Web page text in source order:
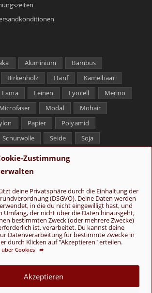
Zustimmung
deine Privatsphäre durch die Einhaltung der
(DSGVO). Deine Daten werden
in die du nicht eingewilligt hast, und
Umfang, der nicht über die Daten hinausgeht,
bestimmten Zweck (oder mehrere Zwecke)
ist, verarbeitet. Du kannst deine
Datenverarbeitung für bestimmte Zwecke in
durch Klicken auf "Akzeptieren" erteilen.
über Cookies ➦
Akzeptieren
Aluminium
Bambus
Birkenholz Hanf
Kamelhaar
Lama Leinen Lyocell
Merino
Microfaser Modal
Mohair
Papier
Polyamid
Schurwolle Seide
Soja
Tencel
2026 - Wolle & Schönes